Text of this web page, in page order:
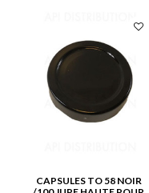
CAPSULES TO 58 NOIR